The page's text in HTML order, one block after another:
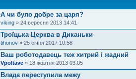
А чи було добре за царя?
viking » 24 вересня 2013 14:41
Троїцька Церква в Диканьки
tihonov » 25 січня 2017 10:58
Ваш роботодавець теж хитрий і жадний
Vpoltave » 18 жовтня 2013 03:05
Влада переступила межу